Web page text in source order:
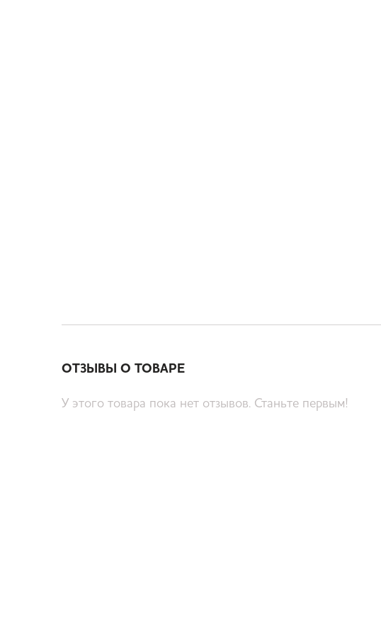
ОТЗЫВЫ О ТОВАРЕ
У этого товара пока нет отзывов. Станьте первым!